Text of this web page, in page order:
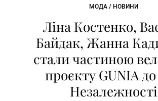
МОДА / НОВИНИ
Ліна Костенко,
Байдак, Жанна
стали частиною
проєкту GUNIA
Незалежності